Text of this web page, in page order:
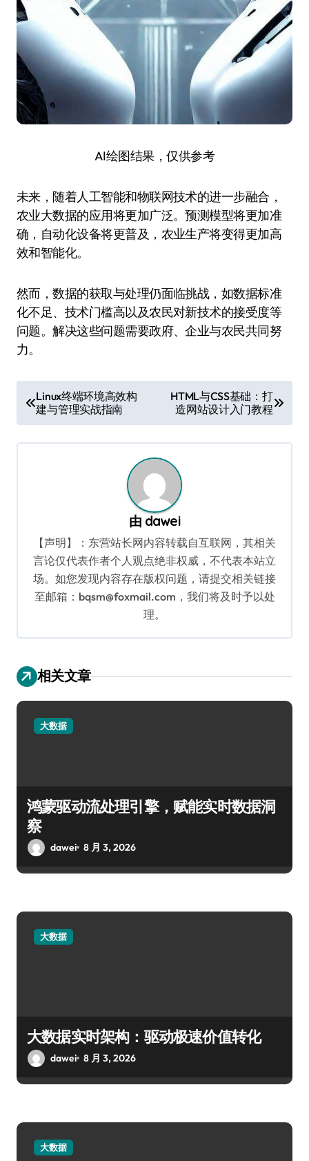
AI绘图结果，仅供参考
未来，随着人工智能和物联网技术的进一步融合，
农业大数据的应用将更加广泛。预测模型将更加准
确，自动化设备将更普及，农业生产将变得更加高
效和智能化。
然而，数据的获取与处理仍面临挑战，如数据标准
化不足、技术门槛高以及农民对新技术的接受度等
问题。解决这些问题需要政府、企业与农民共同努
力。
章
导
Linux终端环境高效构
建与管理实战指南
HTML与CSS基础：打
造网站设计入门教程
由 dawei
【声明】：东营站长网内容转载自互联网，其相关
言论仅代表作者个人观点绝非权威，不代表本站立
场。如您发现内容存在版权问题，请提交相关链接
至邮箱：bqsm@foxmail.com，我们将及时予以处
理。
相关文章
大数据
鸿蒙驱动流处理引擎，赋能实时数据洞
察
dawei 8 月 3, 2026
大数据
大数据实时架构：驱动极速价值转化
dawei 8 月 3, 2026
大数据